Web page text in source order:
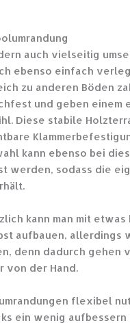
auch vielseitig
ebenso einfach
zu anderen Böden
und geben einem
Diese stabile
kann ebenso bei
werden, sodass die
kann man mit
aufbauen, allerdings
denn dadurch gehen
von der Hand.
flexibel
ein wenig